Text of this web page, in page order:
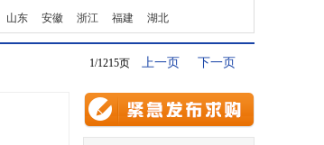
山东 安徽 浙江 福建
湖北
1/1215页 上一页 下一页